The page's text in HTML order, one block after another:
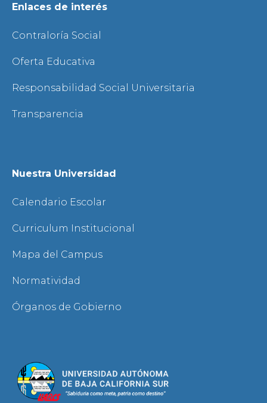
Enlaces de interés
Contraloría Social
Oferta Educativa
Responsabilidad Social Universitaria
Transparencia
Nuestra Universidad
Calendario Escolar
Curriculum Institucional
Mapa del Campus
Normatividad
Órganos de Gobierno